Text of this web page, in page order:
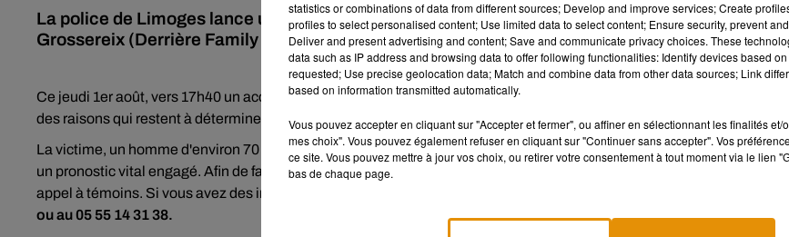
La police de Limoges lance un appel à témoin après un accident survenu ce jeudi 1er août,
Grossereix (Derrière Family Village).
Ce jeudi 1er août, vers 17h40 un accident corporel impliquant un cycliste et un véhicule léger est survenu à Limoges.
des raisons qui restent à déterminer, un cycliste a chuté et a touché l'arrière d'un véhicule en circulation.
La victime, un homme d'environ 70 ans, traumatisée au crâne et inconsciente, a été transporté aux urgences du C.H.U
un pronostic vital engagé. Afin de faire toute la lumière sur les circonstances de cet accident, la police de Limoges
appel à témoins. Si vous avez des informations, vous êtes invités à contacter le commissariat de Limoges,
ou au 05 55 14 31 38.
statistics or combinations of data from different sources; Develop and improve services; Create
profiles to select personalised content; Use limited data to select content; Ensure security, prevent
Deliver and present advertising and content; Save and communicate privacy choices. These
data such as IP address and browsing data to offer following functionalities: Identify devices based
requested; Use precise geolocation data; Match and combine data from other data sources; Link
based on information transmitted automatically.
Vous pouvez accepter en cliquant sur "Accepter et fermer", ou affiner en sélectionnant les finalités et/
mes choix". Vous pouvez également refuser en cliquant sur "Continuer sans accepter". Vos
ce site. Vous pouvez mettre à jour vos choix, ou retirer votre consentement à tout moment via le lien
bas de chaque page.